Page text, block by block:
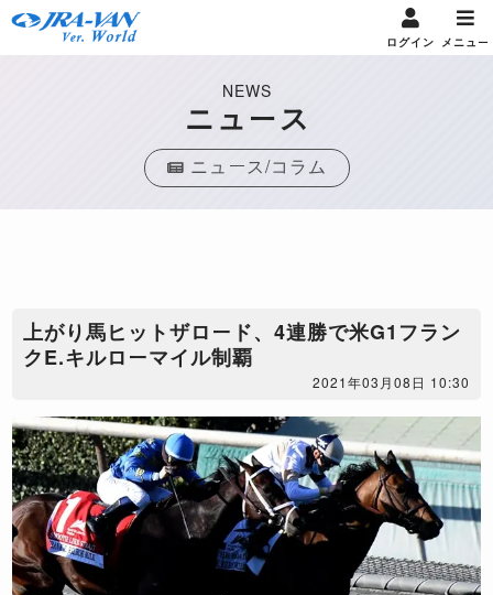
ログイン メニュー
NEWS
ニュース
ニュース/コラム
​上がり馬ヒットザロード、4連勝で米G1フラン
クE.キルローマイル制覇
2021年03月08日 10:30